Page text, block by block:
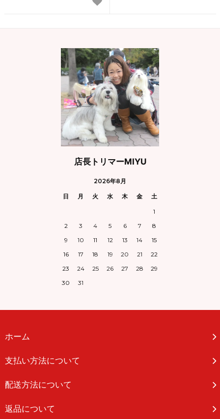
店長トリマーMIYU
2026年8月
日 月 火 水 木 金 土
1
2
3 4 5 6 7
8
9
10 11 12 13 14
15
16
17 18 19 20 21
22
23
24 25 26 27 28
29
30
31
ホーム
支払い方法について
配送方法について
返品について